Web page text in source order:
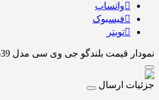
واتساپ
فیسبوک
تویتر
نمودار قیمت بلندگو جی وی سی مدل CS-HX639
جزئیات ارسال